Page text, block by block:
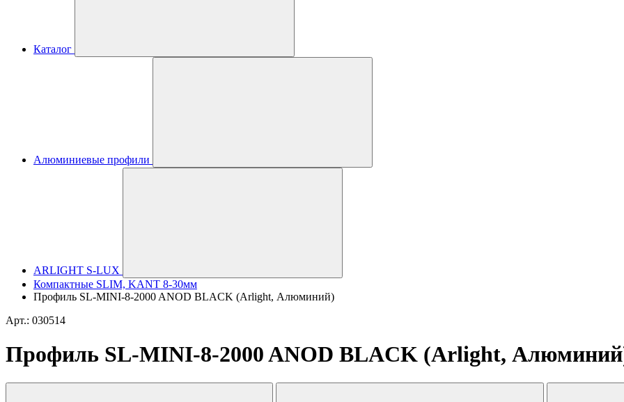
Каталог
Алюминиевые профили
ARLIGHT S-LUX
Компактные SLIM, KANT 8-30мм
Профиль SL-MINI-8-2000 ANOD BLACK (Arlight, Алюминий)
Арт.: 030514
Профиль SL-MINI-8-2000 ANOD BLACK (Arlight,